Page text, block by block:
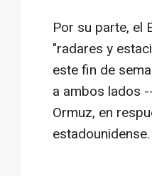
Por su parte, el
"radares y
este fin de
a ambos lados
Ormuz, en
estadounidense.